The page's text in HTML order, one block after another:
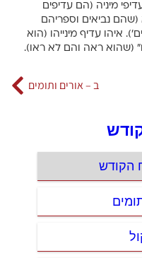
מיניה (הם עדיפים
(שהם נביאים וספריהם
איהו עדיף מינייהו (הוא
(שהוא ראה והם לא ראו).
ב – אורים ותומים
הקודש